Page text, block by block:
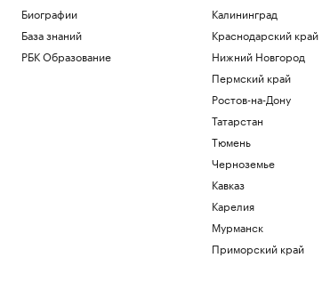
Биографии
База знаний
РБК Образование
Калининград
Краснодарский край
Нижний Новгород
Пермский край
Ростов-на-Дону
Татарстан
Тюмень
Черноземье
Кавказ
Карелия
Мурманск
Приморский край